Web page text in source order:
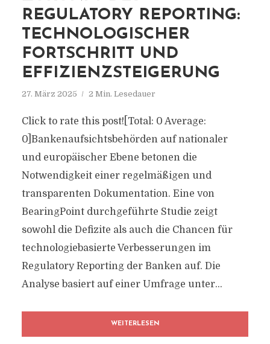
REGULATORY REPORTING:
TECHNOLOGISCHER
FORTSCHRITT UND
EFFIZIENZSTEIGERUNG
27. März 2025 2 Min. Lesedauer
Click to rate this post![Total: 0 Average:
0]Bankenaufsichtsbehörden auf nationaler
und europäischer Ebene betonen die
Notwendigkeit einer regelmäßigen und
transparenten Dokumentation. Eine von
BearingPoint durchgeführte Studie zeigt
sowohl die Defizite als auch die Chancen für
technologiebasierte Verbesserungen im
Regulatory Reporting der Banken auf. Die
Analyse basiert auf einer Umfrage unter...
WEITERLESEN